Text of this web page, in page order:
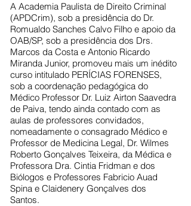
A Academia Paulista de Direito Criminal
(APDCrim), sob a presidência do Dr.
Romualdo Sanches Calvo Filho e apoio da
OAB/SP, sob a presidência dos Drs.
Marcos da Costa e Antonio Ricardo
Miranda Junior, promoveu mais um inédito
curso intitulado PERÍCIAS FORENSES,
sob a coordenação pedagógica do
Médico Professor Dr. Luiz Airton Saavedra
de Paiva, tendo ainda contado com as
aulas de professores convidados,
nomeadamente o consagrado Médico e
Professor de Medicina Legal, Dr. Wilmes
Roberto Gonçalves Teixeira, da Médica e
Professora Dra. Cintia Fridman e dos
Biólogos e Professores Fabricio Auad
Spina e Claidenery Gonçalves dos
Santos.